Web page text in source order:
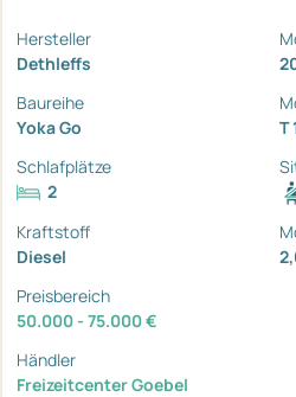
Hersteller
Dethleffs
Baureihe
Yoka Go
T
Schlafplätze
2
Kraftstoff
Diesel
Preisbereich
50.000 - 75.000 €
Händler
Freizeitcenter Goebel